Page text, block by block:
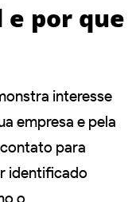
e por que
interesse
empresa e pela
para
identificado
o